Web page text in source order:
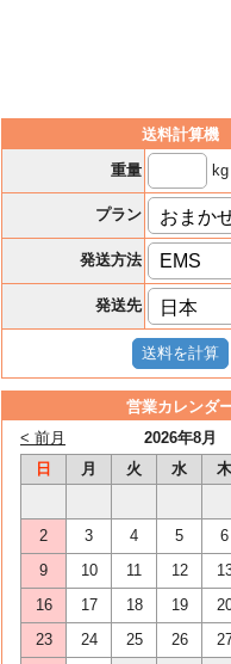
送料計算機
重量
kg
プラン
発送方法
発送先
営業カレンダ
2026年8月
< 前月
日
月 火 水 木
2
3 4 5 6
9
10 11 12
16
17 18 19
23
24 25 26